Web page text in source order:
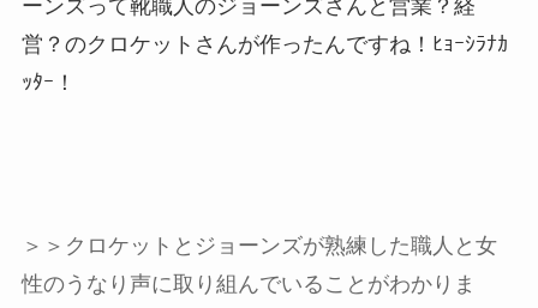
ーンズって靴職人のジョーンズさんと営業？経
営？のクロケットさんが作ったんですね！ﾋｮｰｼﾗﾅｶ
ｯﾀｰ！
＞＞ クロケットとジョーンズが熟練した職人と女
性のうなり声に取り組んでいることがわかりま